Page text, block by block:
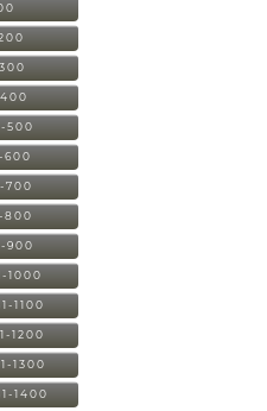
500
600
700
800
900
1000
1100
1200
1300
1400